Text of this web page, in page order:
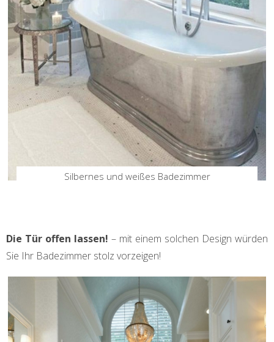
Silbernes und weißes Badezimmer
Die Tür offen lassen! – mit einem solchen Design würden
Sie Ihr Badezimmer stolz vorzeigen!